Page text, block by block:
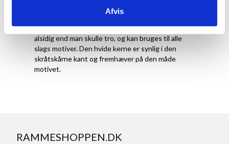
Afvis
Forsiden af passepartout'en er matsort, hvilket
motivet i billedet. Den sorte farve er meget mere
alsidig end man skulle tro, og kan bruges til alle
slags motiver. Den hvide kerne er synlig i den
skråtskårne kant og fremhæver på den måde
motivet.
RAMMESHOPPEN.DK